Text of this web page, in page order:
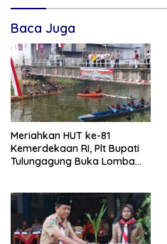
Baca Juga
Meriahkan HUT ke-81
Kemerdekaan RI, Plt Bupati
Tulungagung Buka Lomba